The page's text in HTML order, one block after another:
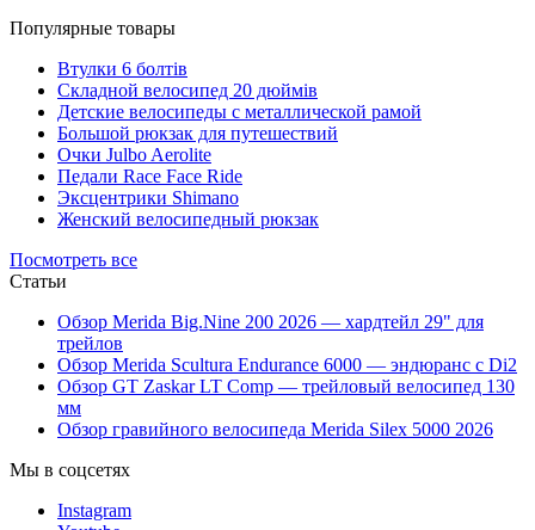
Популярные товары
Втулки 6 болтів
Складной велосипед 20 дюймів
Детские велосипеды с металлической рамой
Большой рюкзак для путешествий
Очки Julbo Aerolite
Педали Race Face Ride
Эксцентрики Shimano
Женский велосипедный рюкзак
Посмотреть все
Статьи
Обзор Merida Big.Nine 200 2026 — хардтейл 29" для
трейлов
Обзор Merida Scultura Endurance 6000 — эндюранс с Di2
Обзор GT Zaskar LT Comp — трейловый велосипед 130
мм
Обзор гравийного велосипеда Merida Silex 5000 2026
Мы в соцсетях
Instagram